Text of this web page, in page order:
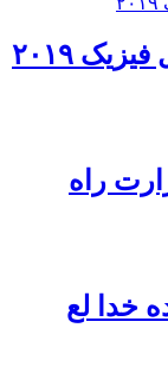
۲۰۱۹
راه
خدا لع